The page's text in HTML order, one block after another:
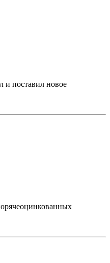
и поставил новое